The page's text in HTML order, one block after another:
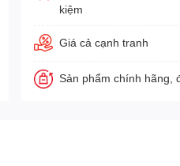
kiệm
Giá cả cạnh tranh
Sản phẩm chính hãng,